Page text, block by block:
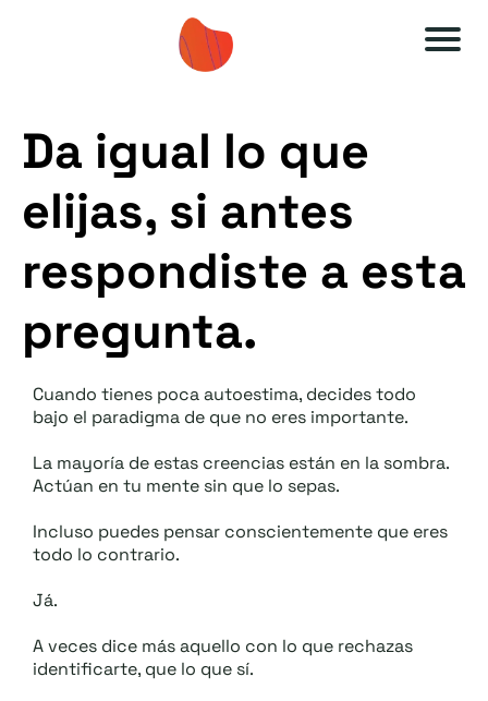
a
Da igual lo que
elijas, si antes
respondiste a esta
pregunta.
Cuando tienes poca autoestima, decides todo
bajo el paradigma de que no eres importante.
La mayoría de estas creencias están en la sombra.
Actúan en tu mente sin que lo sepas.
Incluso puedes pensar conscientemente que eres
todo lo contrario.
Já.
A veces dice más aquello con lo que rechazas
identificarte, que lo que sí.
a